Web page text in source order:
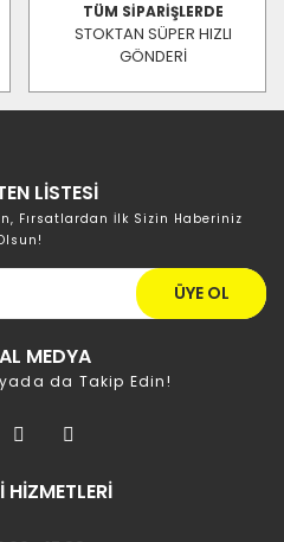
TÜM SİPARİŞLERDE
STOKTAN SÜPER HIZLI
GÖNDERİ
LİSTESİ
Fırsatlardan İlk Sizin Haberiniz
ÜYE OL
MEDYA
da Takip Edin!
HİZMETLERİ